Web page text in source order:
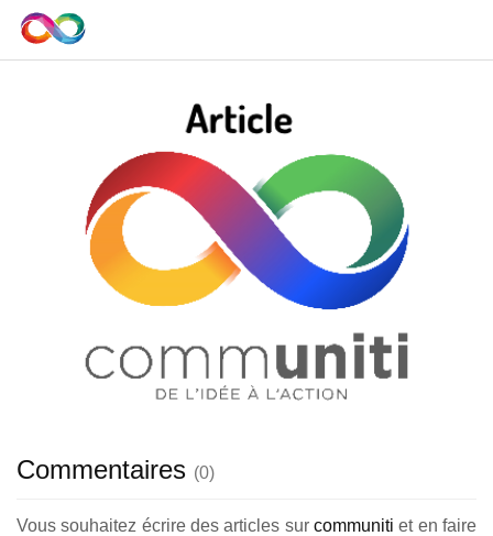
Commentaires (0)
Vous souhaitez écrire des articles sur communiti et en faire